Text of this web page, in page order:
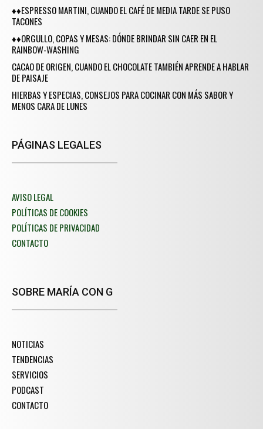
♦♦ESPRESSO MARTINI, CUANDO EL CAFÉ DE MEDIA TARDE SE PUSO
TACONES
♦♦ORGULLO, COPAS Y MESAS: DÓNDE BRINDAR SIN CAER EN EL
RAINBOW-WASHING
CACAO DE ORIGEN, CUANDO EL CHOCOLATE TAMBIÉN APRENDE A HABLAR
DE PAISAJE
HIERBAS Y ESPECIAS, CONSEJOS PARA COCINAR CON MÁS SABOR Y
MENOS CARA DE LUNES
PÁGINAS LEGALES
AVISO LEGAL
POLÍTICAS DE COOKIES
POLÍTICAS DE PRIVACIDAD
CONTACTO
SOBRE MARÍA CON G
NOTICIAS
TENDENCIAS
SERVICIOS
PODCAST
CONTACTO